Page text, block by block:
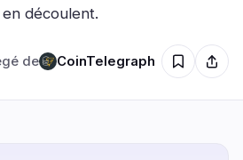
Stablecoins
découlent.
de CoinTelegraph